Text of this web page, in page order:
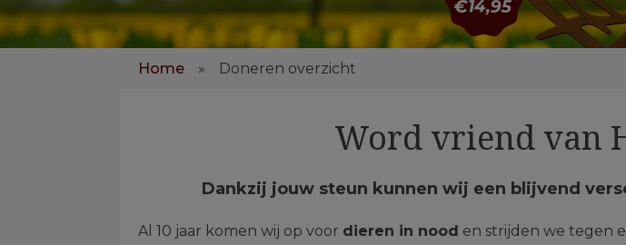
Home » Doneren overzicht
Word vriend van
Dankzij jouw steun kunnen wij een blijvend
Al 10 jaar komen wij op voor dieren in nood en strijden we tegen